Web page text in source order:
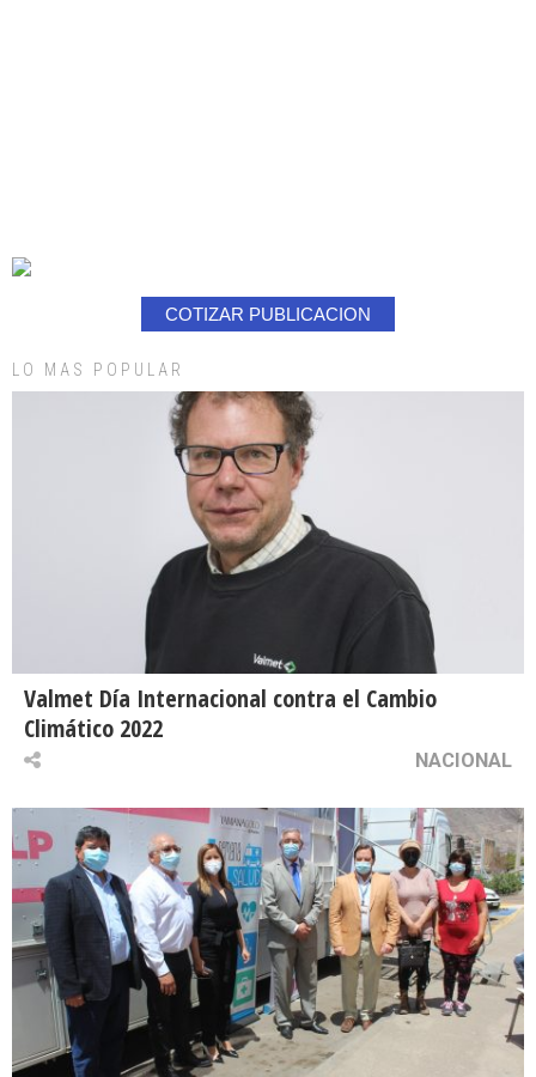
COTIZAR PUBLICACION
LO MAS POPULAR
Valmet Día Internacional contra el Cambio
Climático 2022
NACIONAL